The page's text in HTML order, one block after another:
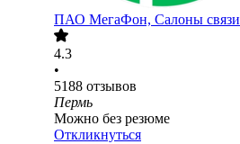
ПАО МегаФон, Салоны связи
4.3
•
5188 отзывов
Пермь
Можно без резюме
Откликнуться